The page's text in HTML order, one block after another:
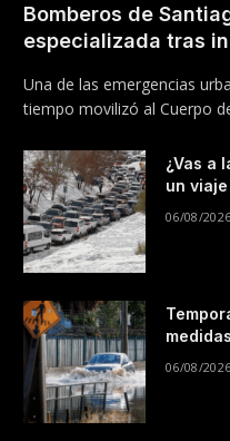
Bomberos de
especializada tras
Una de las emergencias
tiempo movilizó al Cuerpo
¿Vas a
un
06/08/2026
06/08/2026